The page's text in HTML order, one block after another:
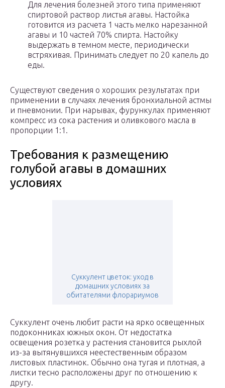
Для лечения болезней этого типа применяют
спиртовой раствор листья агавы. Настойка
готовится из расчета 1 часть мелко нарезанной
агавы и 10 частей 70% спирта. Настойку
выдержать в темном месте, периодически
встряхивая. Принимать следует по 20 капель до
еды.
Существуют сведения о хороших результатах при
применении в случаях лечения бронхиальной астмы
и пневмонии. При нарывах, фурункулах применяют
компресс из сока растения и оливкового масла в
пропорции 1:1.
Требования к размещению
голубой агавы в домашних
условиях
Суккулент цветок: уход в
домашних условиях за
обитателями флорариумов
Суккулент очень любит расти на ярко освещенных
подоконниках южных окон. От недостатка
освещения розетка у растения становится рыхлой
из-за вытянувшихся неестественным образом
листовых пластинок. Обычно она тугая и плотная, а
листки тесно расположены друг по отношению к
другу.